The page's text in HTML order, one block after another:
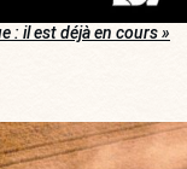
: il est déjà en cours »